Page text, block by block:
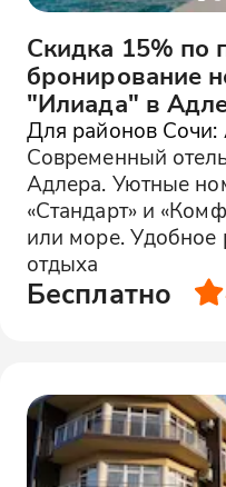
Скидка 15% по
бронирование
"Илиада" в
Для районов Сочи:
Современный
Адлера. Уютные
«Стандарт» и
или море. Удобное
отдыха
Бесплатно